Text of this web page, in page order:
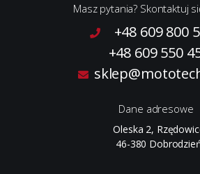
Masz pytania? Skontaktuj
+48 609 800
+48 609 550
Dane adresowe
Oleska 2,
46-380